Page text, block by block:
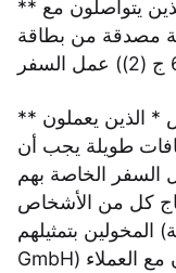
** يجب على الموظفين المستقلين** الذين يتواصلون مع
مصدقة من بطاقة
** التجار الذين يعملون لحسابهم الخاص * الذين يعملون
طويلة يجب أن
كل من الأشخاص
المخولين بتمثيلهم (مثل المديرين الإداريين لشركة
GmbH) والموظفين الآخرين الذين سيتواصلون مع العملاء